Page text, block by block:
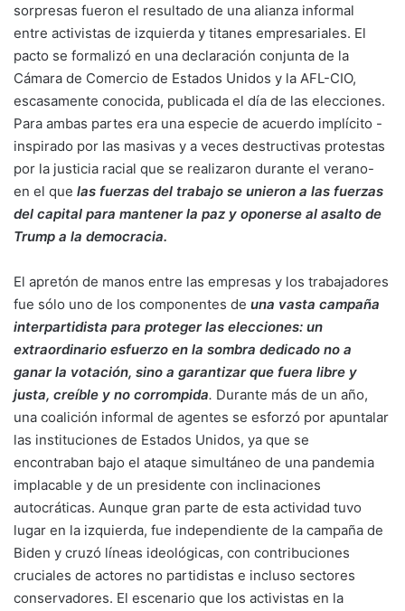
sorpresas fueron el resultado de una alianza informal
entre activistas de izquierda y titanes empresariales. El
pacto se formalizó en una declaración conjunta de la
Cámara de Comercio de Estados Unidos y la AFL-CIO,
escasamente conocida, publicada el día de las elecciones.
Para ambas partes era una especie de acuerdo implícito -
inspirado por las masivas y a veces destructivas protestas
por la justicia racial que se realizaron durante el verano-
en el que las fuerzas del trabajo se unieron a las fuerzas
del capital para mantener la paz y oponerse al asalto de
Trump a la democracia.
El apretón de manos entre las empresas y los trabajadores
fue sólo uno de los componentes de una vasta campaña
interpartidista para proteger las elecciones: un
extraordinario esfuerzo en la sombra dedicado no a
ganar la votación, sino a garantizar que fuera libre y
justa, creíble y no corrompida. Durante más de un año,
una coalición informal de agentes se esforzó por apuntalar
las instituciones de Estados Unidos, ya que se
encontraban bajo el ataque simultáneo de una pandemia
implacable y de un presidente con inclinaciones
autocráticas. Aunque gran parte de esta actividad tuvo
lugar en la izquierda, fue independiente de la campaña de
Biden y cruzó líneas ideológicas, con contribuciones
cruciales de actores no partidistas e incluso sectores
conservadores. El escenario que los activistas en la